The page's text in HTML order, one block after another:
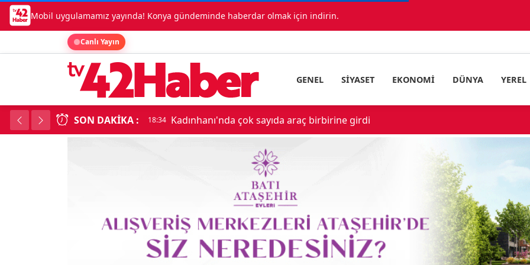
Mobil uygulamamız yayında! Konya gündeminde haberdar olmak için indirin.
Canlı Yayın
GENEL SIYASET EKONOMI DÜNYA YEREL
SON DAKIKA : 18:34 Kadınhanı'nda çok sayıda araç birbirine girdi